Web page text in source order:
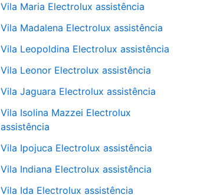
Vila Maria Electrolux assistência
Vila Madalena Electrolux assistência
Vila Leopoldina Electrolux assistência
Vila Leonor Electrolux assistência
Vila Jaguara Electrolux assistência
Vila Isolina Mazzei Electrolux
assistência
Vila Ipojuca Electrolux assistência
Vila Indiana Electrolux assistência
Vila Ida Electrolux assistência